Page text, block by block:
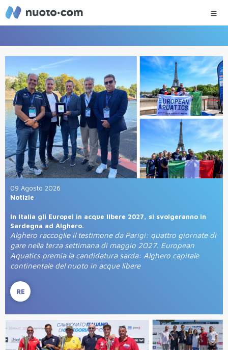
09 Agosto 2026
Notizie
In Italia gli Europei in acque libere 2027, si svolgeranno in
Sardegna ad Alghero.
Alghero raccoglie il testimone da Parigi: quattro giornate di
gare nella terza settimana di maggio 2027. European
Aquatics premia la candidatura sarda: Alghero capitale
continentale del nuoto in acque libere
RE